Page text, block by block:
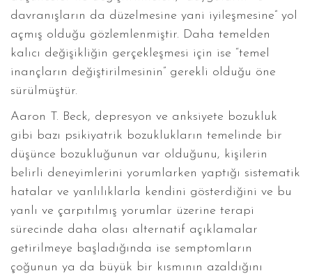
davranışların da düzelmesine yani iyileşmesine” yol
açmış olduğu gözlemlenmiştir. Daha temelden
kalıcı değişikliğin gerçekleşmesi için ise “temel
inançların değiştirilmesinin” gerekli olduğu öne
sürülmüştür.
Aaron T. Beck, depresyon ve anksiyete bozukluk
gibi bazı psikiyatrik bozuklukların temelinde bir
düşünce bozukluğunun var olduğunu, kişilerin
belirli deneyimlerini yorumlarken yaptığı sistematik
hatalar ve yanlılıklarla kendini gösterdiğini ve bu
yanlı ve çarpıtılmış yorumlar üzerine terapi
sürecinde daha olası alternatif açıklamalar
getirilmeye başladığında ise semptomların
çoğunun ya da büyük bir kısmının azaldığını